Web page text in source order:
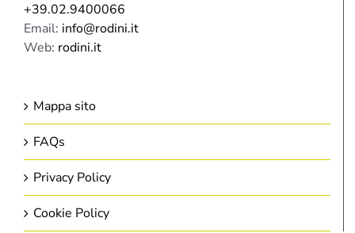
+39.02.9400066
Email: info@rodini.it
Web: rodini.it
Mappa sito
FAQs
Privacy Policy
Cookie Policy